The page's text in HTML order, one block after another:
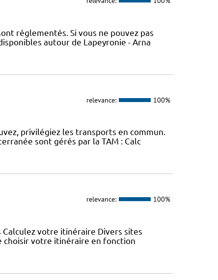
réglementés. Si vous ne pouvez pas
autour de Lapeyronie - Arna
relevance: 100%
privilégiez les transports en commun.
sont gérés par la TAM : Calc
relevance: 100%
votre itinéraire Divers sites
votre itinéraire en fonction